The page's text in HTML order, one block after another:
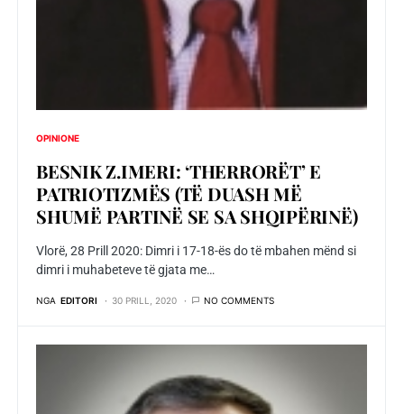
OPINIONE
BESNIK Z.IMERI: ‘THERRORËT’ E
PATRIOTIZMËS (TË DUASH MË
SHUMË PARTINË SE SA SHQIPËRINË)
Vlorë, 28 Prill 2020: Dimri i 17-18-ës do të mbahen mënd si
dimri i muhabeteve të gjata me…
NGA EDITORI 30 PRILL, 2020 NO COMMENTS